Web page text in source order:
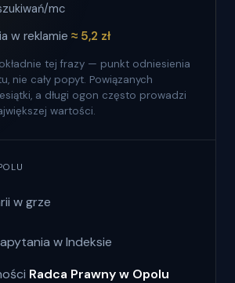
mc
w reklamie ≈ 5,2 zł
tej frazy — punkt odniesienia
nie cały popyt. Powiązanych
a długi ogon często prowadzi
wartości.
w grze
w Indeksie
Radca Prawny w Opolu